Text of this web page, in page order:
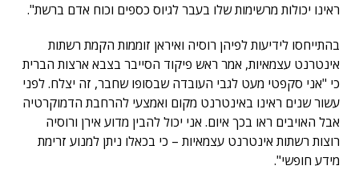
ראינו יכולות מרשימות שלו בעבר לגיוס כספים וכוח אדם ברשת".
בהתייחסו לידיעות לפיהן רוסיה ואיראן זוממות הקמת רשתות
אינטרנט עצמאיות, אמר ראש פיקוד הסייבר בצבא ארצות הברית
כי "אני סקפטי מעט לגבי העובדה שבסופו שחבר, זה יצלח. לפני
עשור שנים ראינו באינטרנט מקום ואמצעי להרחבת הדמוקרטיה
אבל האויבים ראו בכך איום. אני יכול להבין מדוע אירן ורוסיה
רוצות רשתות אינטרנט עצמאיות – כי בכאלו ניתן למנוע זרימת
מידע חופשי".